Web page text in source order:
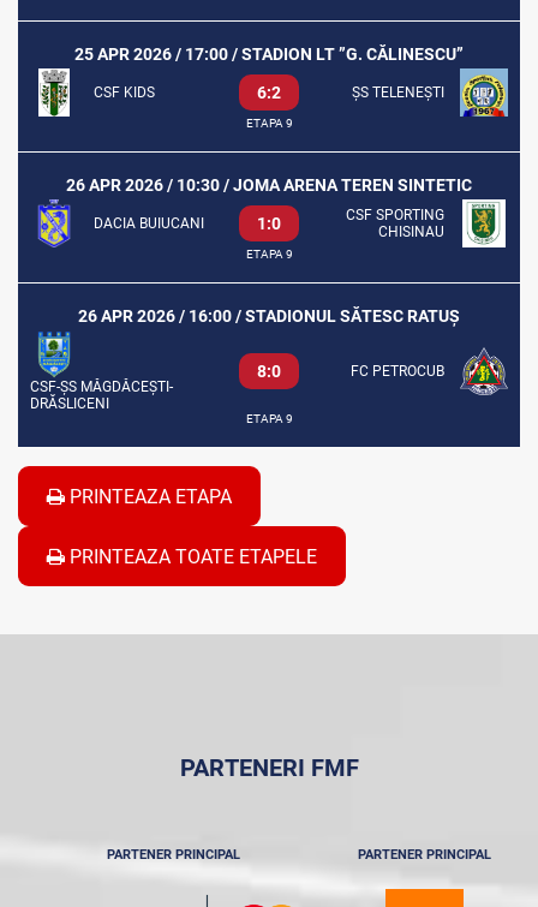
25 APR 2026 / 17:00 / STADION LT ”G. CĂLINESCU”
CSF KIDS 6:2 ȘS TELENEȘTI
ETAPA 9
26 APR 2026 / 10:30 / JOMA ARENA TEREN SINTETIC
DACIA BUIUCANI 1:0
CSF SPORTING
CHISINAU
ETAPA 9
26 APR 2026 / 16:00 / STADIONUL SĂTESC RATUȘ
CSF-ȘS MĂGDĂCEȘTI-
DRĂSLICENI
8:0 FC PETROCUB
ETAPA 9
PRINTEAZA ETAPA
PRINTEAZA TOATE ETAPELE
PARTENERI FMF
PARTENER PRINCIPAL PARTENER PRINCIPAL